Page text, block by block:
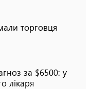
торговця
за $6500: у
лікаря